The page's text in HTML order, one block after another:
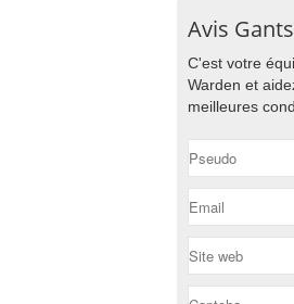
Avis
C'est votre
Warden et
meilleures